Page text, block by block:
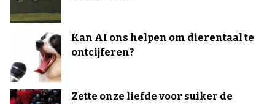
Kan AI ons helpen om dierentaal te
ontcijferen?
Zette onze liefde voor suiker de